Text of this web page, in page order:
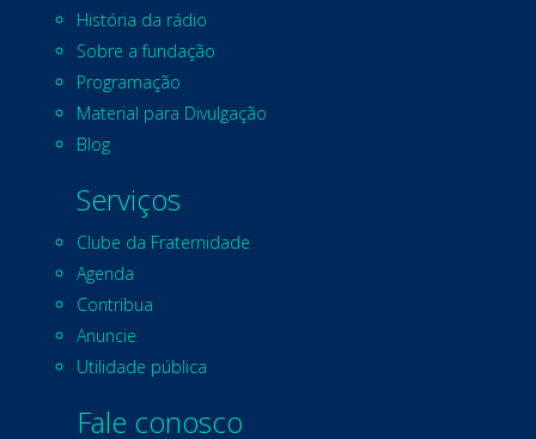
História da rádio
Sobre a fundação
Programação
Material para Divulgação
Blog
Serviços
Clube da Fraternidade
Agenda
Contribua
Anuncie
Utilidade pública
Fale conosco